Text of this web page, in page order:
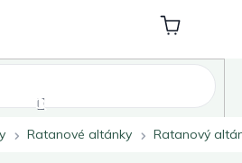
Nákupný
košík
Ratanové altánky Ratanový